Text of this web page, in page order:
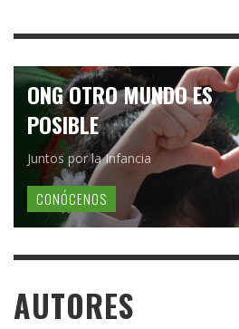
ONG OTRO MUNDO ES
POSIBLE
Juntos por la Infancia
CONÓCENOS
AUTORES